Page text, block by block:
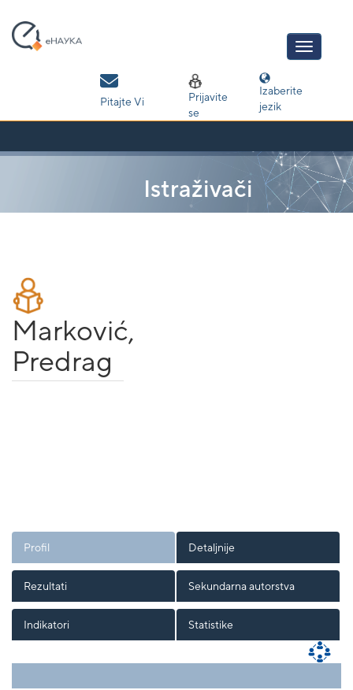
navigation
Pitajte Vi
Prijavite
se
Izaberite
jezik
Istraživači
Marković,
Predrag
Profil Detaljnije
Rezultati Sekundarna autorstva
Indikatori Statistike